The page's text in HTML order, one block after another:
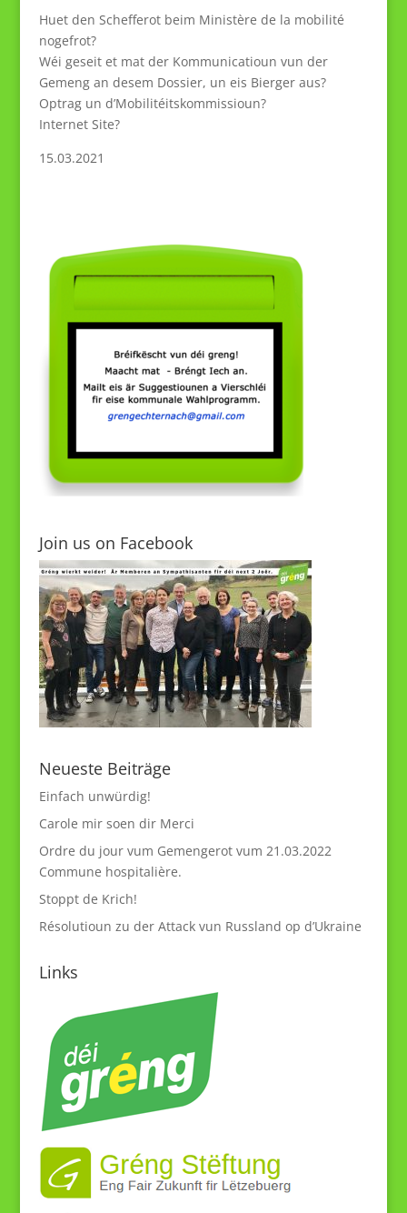
Huet den Schefferot beim Ministère de la mobilité
nogefrot?
Wéi geseit et mat der Kommunicatioun vun der
Gemeng an desem Dossier, un eis Bierger aus?
Optrag un d’Mobilitéitskommissioun?
Internet Site?
15.03.2021
Join us on Facebook
Neueste Beiträge
Einfach unwürdig!
Carole mir soen dir Merci
Ordre du jour vum Gemengerot vum 21.03.2022
Commune hospitalière.
Stoppt de Krich!
Résolutioun zu der Attack vun Russland op d’Ukraine
Links